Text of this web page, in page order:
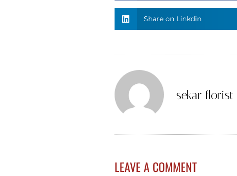
Share on Linkdin
sekar florist
LEAVE A COMMENT